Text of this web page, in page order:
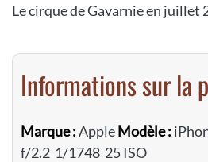
Le cirque de Gavarnie en juillet
Informations sur la
Marque :AppleModèle :
f/2.2 1/1748 25 ISO